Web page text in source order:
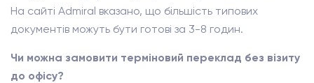
На сайті Admiral вказано, що більшість типових
документів можуть бути готові за 3-8 годин.
Чи можна замовити терміновий переклад без візиту
до офісу?